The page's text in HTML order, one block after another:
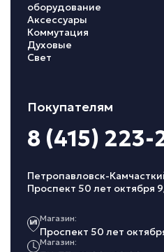
оборудование
Аксессуары
Коммутация
Духовые
Свет
Покупателям
8 (415) 223-
Петропавловск-
Проспект 50 лет октября
Магазин:
Проспект 50 лет
Магазин: